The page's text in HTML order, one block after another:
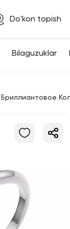
Do'kon topish
Bilaguzuklar
Бриллиантовое